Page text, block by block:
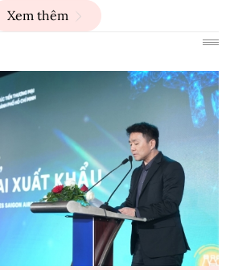
Xem thêm